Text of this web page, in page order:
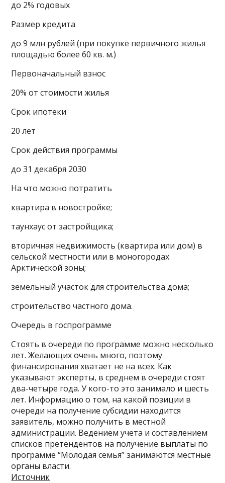
до 2% годовых
Размер кредита
до 9 млн рублей (при покупке первичного жилья
площадью более 60 кв. м.)
Первоначальный взнос
20% от стоимости жилья
Срок ипотеки
20 лет
Срок действия программы
до 31 декабря 2030
На что можно потратить
квартира в новостройке;
таунхаус от застройщика;
вторичная недвижимость (квартира или дом) в
сельской местности или в моногородах
Арктической зоны;
земельный участок для строительства дома;
строительство частного дома.
Очередь в госпрограмме
Стоять в очереди по программе можно несколько
лет. Желающих очень много, поэтому
финансирования хватает не на всех. Как
указывают эксперты, в среднем в очереди стоят
два-четыре года. У кого-то это занимало и шесть
лет. Информацию о том, на какой позиции в
очереди на получение субсидии находится
заявитель, можно получить в местной
администрации. Ведением учета и составлением
списков претендентов на получение выплаты по
программе “Молодая семья” занимаются местные
органы власти.
Источник